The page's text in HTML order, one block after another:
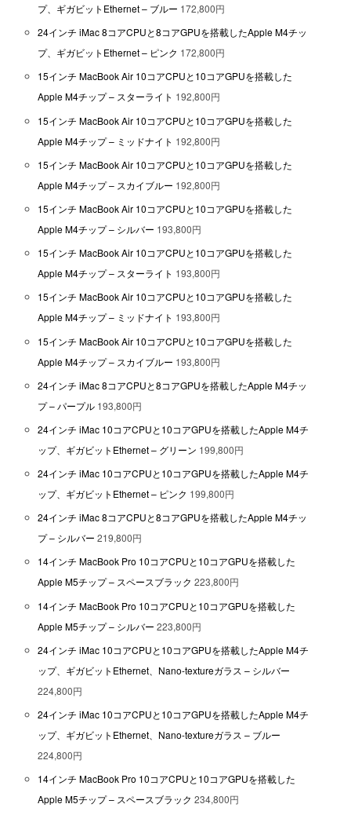
プ、ギガビットEthernet – ブルー 172,800円
24インチ iMac 8コアCPUと8コアGPUを搭載したApple M4チッ
プ、ギガビットEthernet – ピンク 172,800円
15インチ MacBook Air 10コアCPUと10コアGPUを搭載した
Apple M4チップ – スターライト 192,800円
15インチ MacBook Air 10コアCPUと10コアGPUを搭載した
Apple M4チップ – ミッドナイト 192,800円
15インチ MacBook Air 10コアCPUと10コアGPUを搭載した
Apple M4チップ – スカイブルー 192,800円
15インチ MacBook Air 10コアCPUと10コアGPUを搭載した
Apple M4チップ – シルバー 193,800円
15インチ MacBook Air 10コアCPUと10コアGPUを搭載した
Apple M4チップ – スターライト 193,800円
15インチ MacBook Air 10コアCPUと10コアGPUを搭載した
Apple M4チップ – ミッドナイト 193,800円
15インチ MacBook Air 10コアCPUと10コアGPUを搭載した
Apple M4チップ – スカイブルー 193,800円
24インチ iMac 8コアCPUと8コアGPUを搭載したApple M4チッ
プ – パープル 193,800円
24インチ iMac 10コアCPUと10コアGPUを搭載したApple M4チ
ップ、ギガビットEthernet – グリーン 199,800円
24インチ iMac 10コアCPUと10コアGPUを搭載したApple M4チ
ップ、ギガビットEthernet – ピンク 199,800円
24インチ iMac 8コアCPUと8コアGPUを搭載したApple M4チッ
プ – シルバー 219,800円
14インチ MacBook Pro 10コアCPUと10コアGPUを搭載した
Apple M5チップ – スペースブラック 223,800円
14インチ MacBook Pro 10コアCPUと10コアGPUを搭載した
Apple M5チップ – シルバー 223,800円
24インチ iMac 10コアCPUと10コアGPUを搭載したApple M4チ
ップ、ギガビットEthernet、Nano-textureガラス – シルバー
224,800円
24インチ iMac 10コアCPUと10コアGPUを搭載したApple M4チ
ップ、ギガビットEthernet、Nano-textureガラス – ブルー
224,800円
14インチ MacBook Pro 10コアCPUと10コアGPUを搭載した
Apple M5チップ – スペースブラック 234,800円